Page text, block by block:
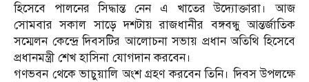
হিসেবে পালনের সিদ্ধান্ত নেন এ খাতের উদ্যোক্তারা। আজ
সোমবার সকাল সাড়ে দশটায় রাজধানীর বঙ্গবন্ধু আন্তর্জাতিক
সম্মেলন কেন্দ্রে দিবসটির আলোচনা সভায় প্রধান অতিথি হিসেবে
প্রধানমন্ত্রী শেখ হাসিনা যোগদান করবেন।
গণভবন থেকে ভাচুয়ালি অংশ গ্রহণ করবেন তিনি। দিবস উপলক্ষে